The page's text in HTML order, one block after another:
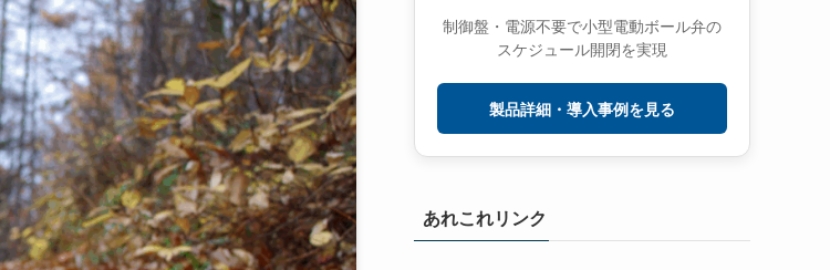
制御盤・電源不要で小型電動ボール弁の
スケジュール開閉を実現
製品詳細・導入事例を見る
あれこれリンク